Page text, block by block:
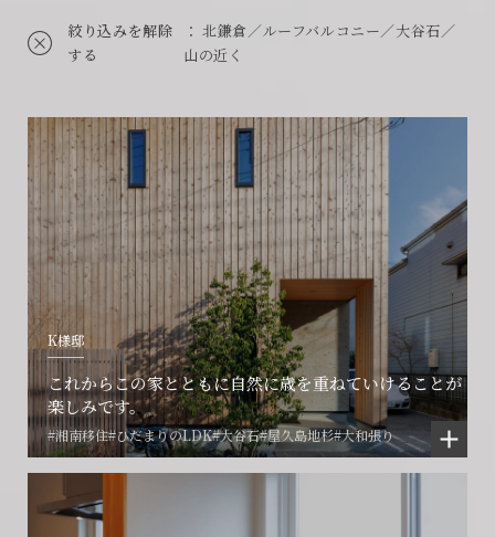
絞り込みを解除
する
： 北鎌倉／ルーフバルコニー／大谷石／
山の近く
K様邸
これからこの家とともに自然に歳を重ねていけることが
楽しみです。
#湘南移住#ひだまりのLDK#大谷石#屋久島地杉#大和張り